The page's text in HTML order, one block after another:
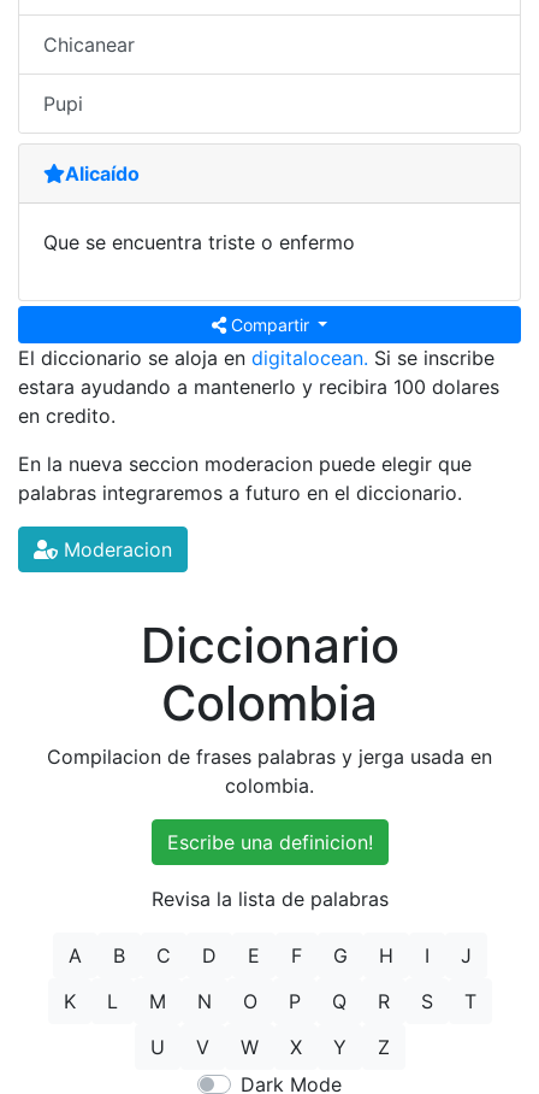
Chicanear
Pupi
Alicaído
Que se encuentra triste o enfermo
Compartir
El diccionario se aloja en digitalocean. Si se inscribe
estara ayudando a mantenerlo y recibira 100 dolares
en credito.
En la nueva seccion moderacion puede elegir que
palabras integraremos a futuro en el diccionario.
Moderacion
Diccionario
Colombia
Compilacion de frases palabras y jerga usada en
colombia.
Escribe una definicion!
Revisa la lista de palabras
A B C D E F G H I
J
K
L M N O P Q R S
T
U
V W X Y
Z
Dark Mode